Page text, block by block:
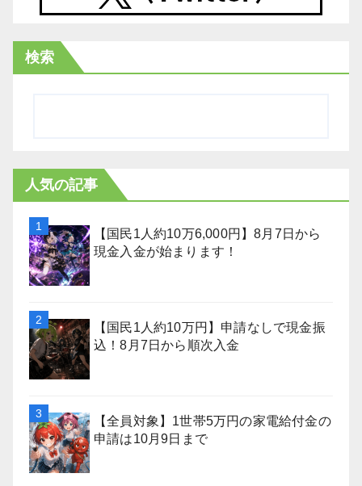
検索
人気の記事
【国民1人約10万6,000円】8月7日から
現金入金が始まります！
【国民1人約10万円】申請なしで現金振
込！8月7日から順次入金
【全員対象】1世帯5万円の家電給付金の
申請は10月9日まで